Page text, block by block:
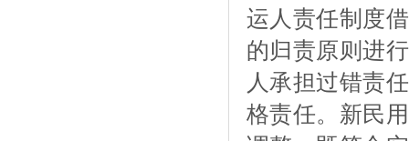
运人责任制度
的归责原则进
人承担过错责
格责任。新民